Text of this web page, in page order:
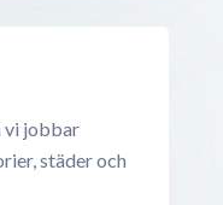
vi jobbar
städer och